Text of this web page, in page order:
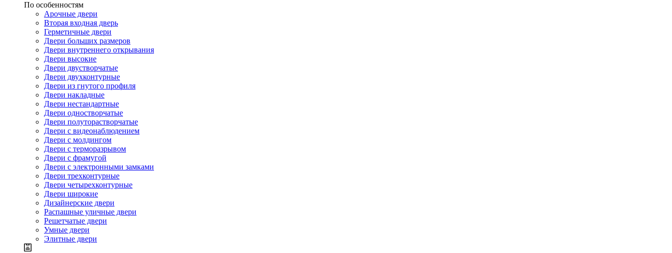
По особенностям
Арочные двери
Вторая входная дверь
Герметичные двери
Двери больших размеров
Двери внутреннего открывания
Двери высокие
Двери двустворчатые
Двери двухконтурные
Двери из гнутого профиля
Двери накладные
Двери нестандартные
Двери одностворчатые
Двери полуторастворчатые
Двери с видеонаблюдением
Двери с молдингом
Двери с терморазрывом
Двери с фрамугой
Двери с электронными замками
Двери трехконтурные
Двери четырехконтурные
Двери широкие
Дизайнерские двери
Распашные уличные двери
Решетчатые двери
Умные двери
Элитные двери